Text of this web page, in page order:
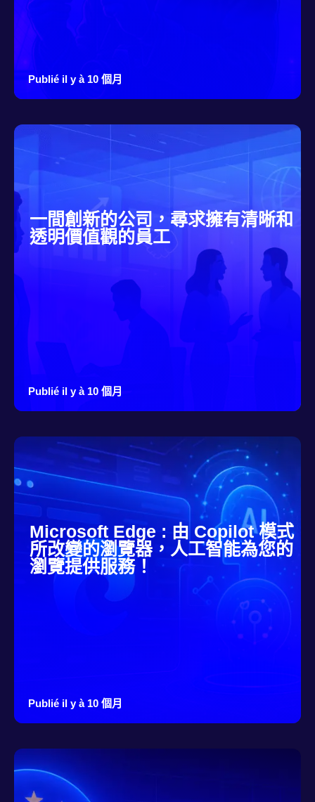
Publié il y à 10 個月
一間創新的公司，尋求擁有清晰和
透明價值觀的員工
Publié il y à 10 個月
Microsoft Edge : 由 Copilot 模式
所改變的瀏覽器，人工智能為您的
瀏覽提供服務！
Publié il y à 10 個月